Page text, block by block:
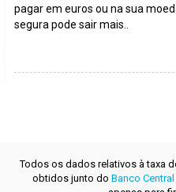
pagar em euros ou na sua
segura pode sair mais..
Todos os dados relativos à taxa
obtidos junto do Banco